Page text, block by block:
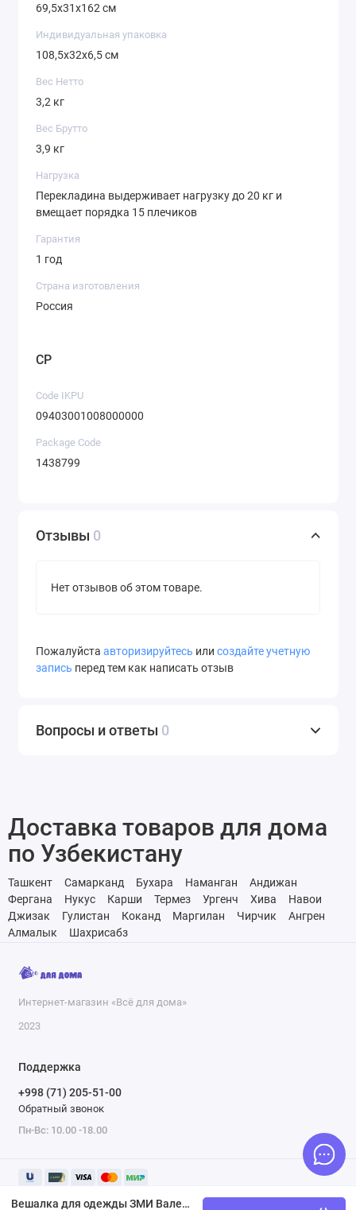
Вешалка для одежды ЗМИ Валенсия 22М серый металлик
69,5х31х162 см
Индивидуальная упаковка
108,5х32х6,5 см
Вес Нетто
3,2 кг
Вес Брутто
3,9 кг
Нагрузка
Перекладина выдерживает нагрузку до 20 кг и
вмещает порядка 15 плечиков
Гарантия
1 год
Страна изготовления
Россия
CP
Code IKPU
09403001008000000
Package Code
1438799
Отзывы 0
Нет отзывов об этом товаре.
Пожалуйста авторизируйтесь или создайте учетную
запись перед тем как написать отзыв
Вопросы и ответы 0
Доставка товаров для дома
по Узбекистану
Ташкент Самарканд Бухара Наманган
Андижан
Фергана
Нукус Карши Термез Ургенч Хива
Навои
Джизак
Гулистан Коканд Маргилан Чирчик
Ангрен
Алмалык
Шахрисабз
Интернет-магазин «Всё для дома»
2023
Поддержка
+998 (71) 205-51-00
Обратный звонок
Пн-Вс: 10.00 -18.00